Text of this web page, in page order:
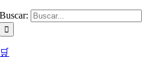
Buscar:
🛒